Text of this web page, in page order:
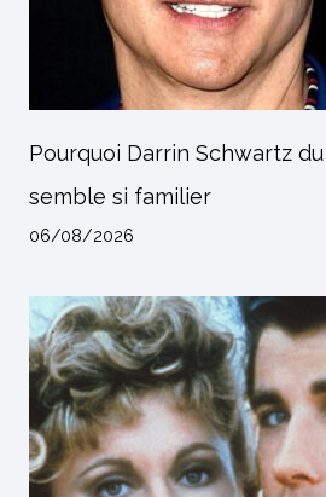
Pourquoi Darrin Schwartz du
semble si familier
06/08/2026